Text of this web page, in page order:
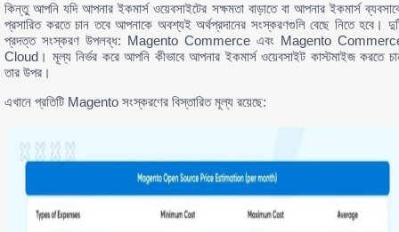
কিন্তু আপনি যদি আপনার ইকমার্স ওয়েবসাইটের সক্ষমতা বাড়াতে বা আপনার ইকমার্স
প্রসারিত করতে চান তবে আপনাকে অবশ্যই অর্থপ্রদানের সংস্করণগুলি বেছে নিতে হবে।
প্রদত্ত সংস্করণ উপলব্ধ: Magento Commerce এবং Magento
Cloud। মূল্য নির্ভর করে আপনি কীভাবে আপনার ইকমার্স ওয়েবসাইট কাস্টমাইজ করতে
তার উপর।
এখানে প্রতিটি Magento সংস্করণের বিস্তারিত মূল্য রয়েছে: